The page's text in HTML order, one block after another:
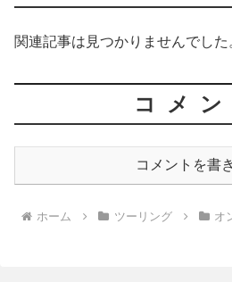
関連記事は見つかりませんでした
コメン
コメントを書
ホーム ツーリング オ